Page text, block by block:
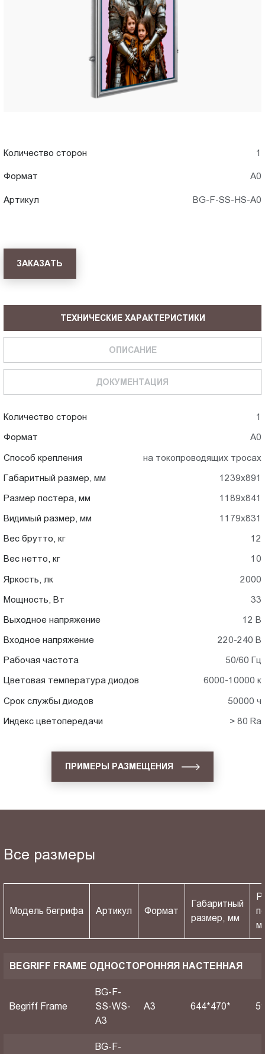
Ставрополе
Количество сторон 1
Формат А0
Артикул BG-F-SS-HS-A0
ЗАКАЗАТЬ
ТЕХНИЧЕСКИЕ ХАРАКТЕРИСТИКИ
ОПИСАНИЕ
ДОКУМЕНТАЦИЯ
Количество сторон 1
Формат А0
Способ крепления на токопроводящих тросах
Габаритный размер, мм 1239x891
Размер постера, мм 1189x841
Видимый размер, мм 1179x831
Вес брутто, кг 12
Вес нетто, кг 10
Яркость, лк 2000
Мощность, Вт 33
Выходное напряжение 12 В
Входное напряжение 220-240 В
Рабочая частота 50/60 Гц
Цветовая температура диодов 6000-10000 к
Срок службы диодов 50000 ч
Индекс цветопередачи > 80 Ra
ПРИМЕРЫ РАЗМЕЩЕНИЯ
Все размеры
Модель бегрифа Артикул Формат
Габаритный
размер, мм
BEGRIFF FRAME ОДНОСТОРОННЯЯ НАСТЕННАЯ
Begriff Frame
BG-F-
SS-WS-
A3
A3 644*470*
BG-F-